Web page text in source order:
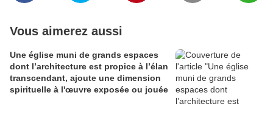
Vous aimerez aussi
Une église muni de grands espaces
dont l’architecture est propice à l’élan
transcendant, ajoute une dimension
spirituelle à l'œuvre exposée ou jouée